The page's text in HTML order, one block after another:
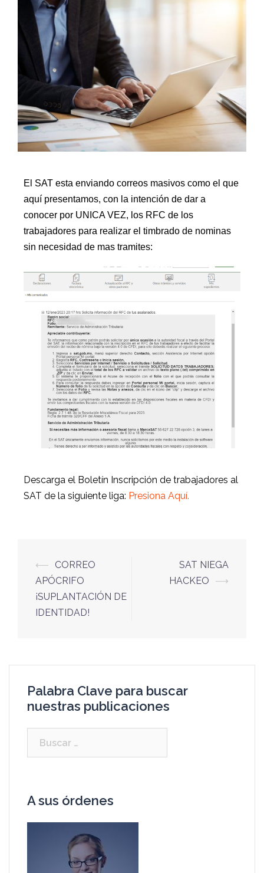
El SAT esta enviando correos masivos como el que
aquí presentamos, con la intención de dar a
conocer por UNICA VEZ, los RFC de los
trabajadores para realizar el timbrado de nominas
sin necesidad de mas tramites:
Descarga el Boletín Inscripción de trabajadores al
SAT de la siguiente liga: Presiona Aquí.
⟵
CORREO
APÓCRIFO
¡SUPLANTACIÓN DE
IDENTIDAD!
SAT NIEGA
HACKEO
⟶
Palabra Clave para buscar
nuestras publicaciones
A sus órdenes